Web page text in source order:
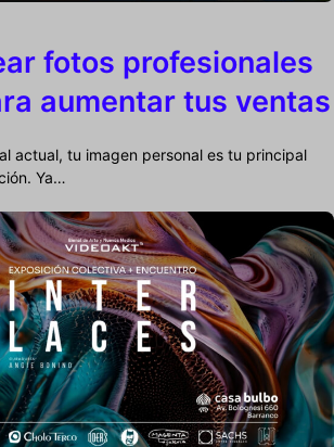
fotos profesionales
aumentar tus ventas
actual, tu imagen personal es tu principal
Ya…